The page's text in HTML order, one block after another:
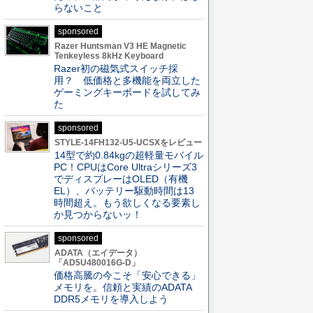
らないこと
sponsored
Razer Huntsman V3 HE Magnetic
Tenkeyless 8kHz Keyboard
Razer初の磁気式スイッチ採
用？ 低価格と多機能を両立した
ゲーミングキーボードを試してみ
た
sponsored
STYLE-14FH132-U5-UCSXをレビュー
14型で約0.84kgの超軽量モバイル
PC！CPUはCore Ultraシリーズ3
でディスプレーはOLED（有機
EL）、バッテリー駆動時間は13
時間超え。もう欲しくなる要素し
か見つからないッ！
sponsored
ADATA（エイデータ）
「AD5U480016G-D」
価格高騰の今こそ「安心できる」
メモリを。信頼と実績のADATA
DDR5メモリを導入しよう